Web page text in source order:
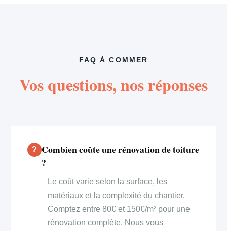
FAQ À COMMER
Vos questions, nos réponses
Combien coûte une rénovation de toiture
?
Le coût varie selon la surface, les
matériaux et la complexité du chantier.
Comptez entre 80€ et 150€/m² pour une
rénovation complète. Nous vous